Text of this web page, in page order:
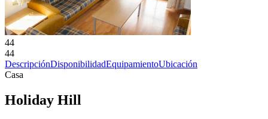
44
44
DescripciónDisponibilidadEquipamientoUbicación
Casa
Holiday Hill